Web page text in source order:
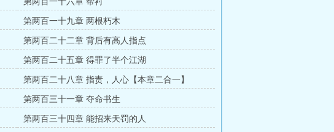
第两百一十九章 两根朽木
第两百二十二章 背后有高人指点
第两百二十五章 得罪了半个江湖
第两百二十八章 指责，人心【本章二合一】
第两百三十一章 夺命书生
第两百三十四章 能招来天罚的人